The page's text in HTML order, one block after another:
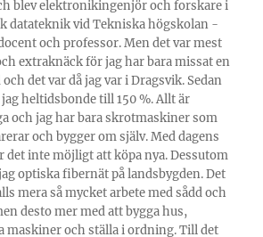
blev elektronikingenjör och forskare i
datateknik vid Tekniska högskolan -
och professor. Men det var mest
extraknäck för jag har bara missat en
och det var då jag var i Dragsvik. Sedan
heltidsbonde till 150 %. Allt är
och jag har bara skrotmaskiner som
och bygger om själv. Med dagens
det inte möjligt att köpa nya. Dessutom
optiska fibernät på landsbygden. Det
mera så mycket arbete med sådd och
desto mer med att bygga hus,
maskiner och ställa i ordning. Till det